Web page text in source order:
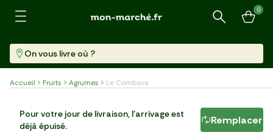
Recherche
0
On vous livre où ?
Accueil Fruits Agrumes Le Combava
Par 2 (100 G) 21,99 €/kg
Pour votre jour de livraison, l'arrivage est
déjà épuisé.
Remplacer